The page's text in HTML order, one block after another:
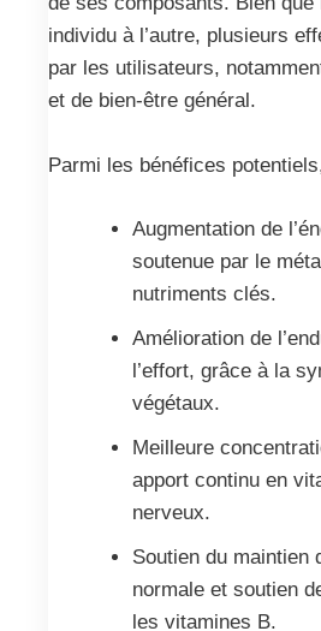
individu à l’autre, plusieurs
par les utilisateurs,
et de bien-être général.
Parmi les bénéfices
Augmentation de
soutenue par le
nutriments clés.
Amélioration de
l’effort, grâce à la
végétaux.
Meilleure
apport continu en
nerveux.
Soutien du maintien
normale et soutien
les vitamines B.